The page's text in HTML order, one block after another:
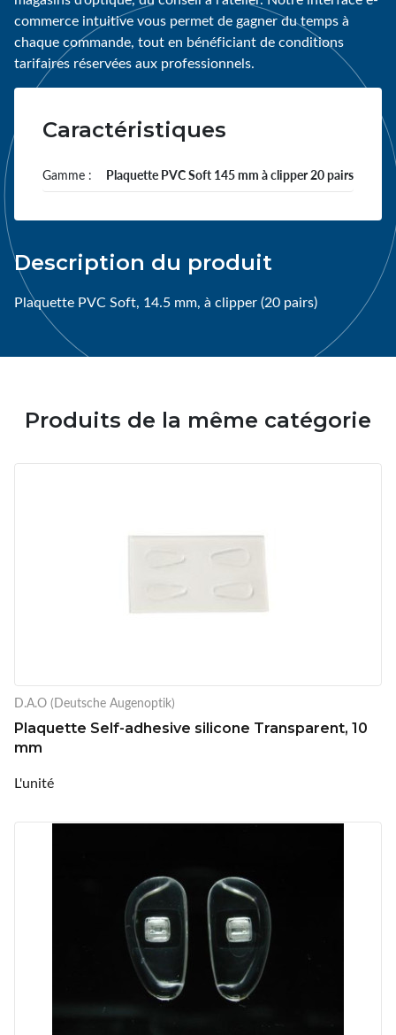
commerce intuitive vous permet de gagner du temps à
chaque commande, tout en bénéficiant de conditions
tarifaires réservées aux professionnels.
Caractéristiques
Gamme : Plaquette PVC Soft 145 mm à clipper 20 pairs
Description du produit
Plaquette PVC Soft, 14.5 mm, à clipper (20 pairs)
Produits de la même catégorie
D.A.O (Deutsche Augenoptik)
Plaquette Self-adhesive silicone Transparent, 10
mm
L'unité